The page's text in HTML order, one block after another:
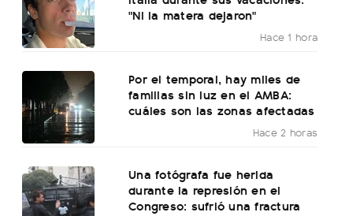
"Ni la matera dejaron"
Hace 1 hora
Por el temporal, hay miles de
familias sin luz en el AMBA:
cuáles son las zonas afectadas
Hace 2 horas
Una fotógrafa fue herida
durante la represión en el
Congreso: sufrió una fractura